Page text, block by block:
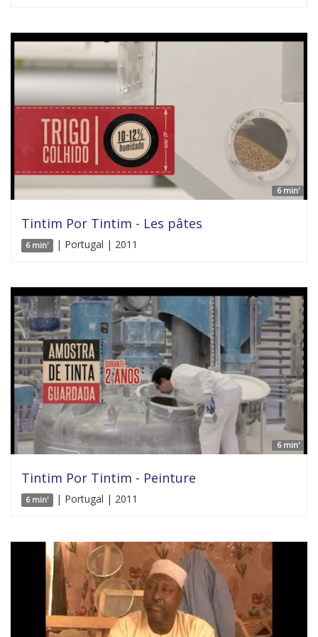
6 min'
Tintim Por Tintim - Les pâtes
6 min' | Portugal | 2011
6 min'
Tintim Por Tintim - Peinture
6 min' | Portugal | 2011